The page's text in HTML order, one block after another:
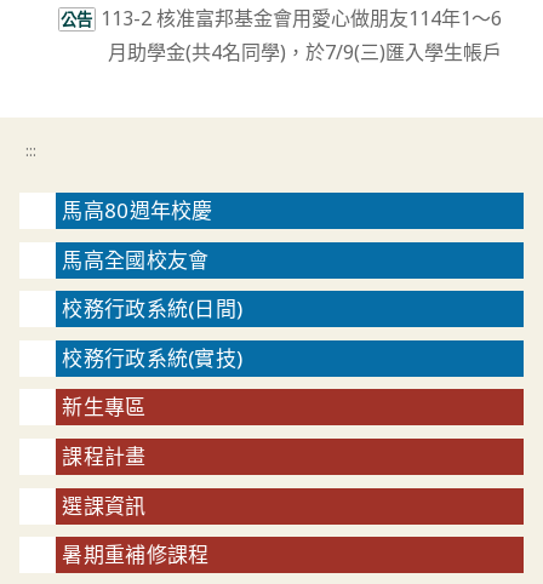
公告 113-2 核准富邦基金會用愛心做朋友114年1～6
月助學金(共4名同學)，於7/9(三)匯入學生帳戶
:::
馬高80週年校慶
馬高全國校友會
校務行政系統(日間)
校務行政系統(實技)
新生專區
課程計畫
選課資訊
暑期重補修課程